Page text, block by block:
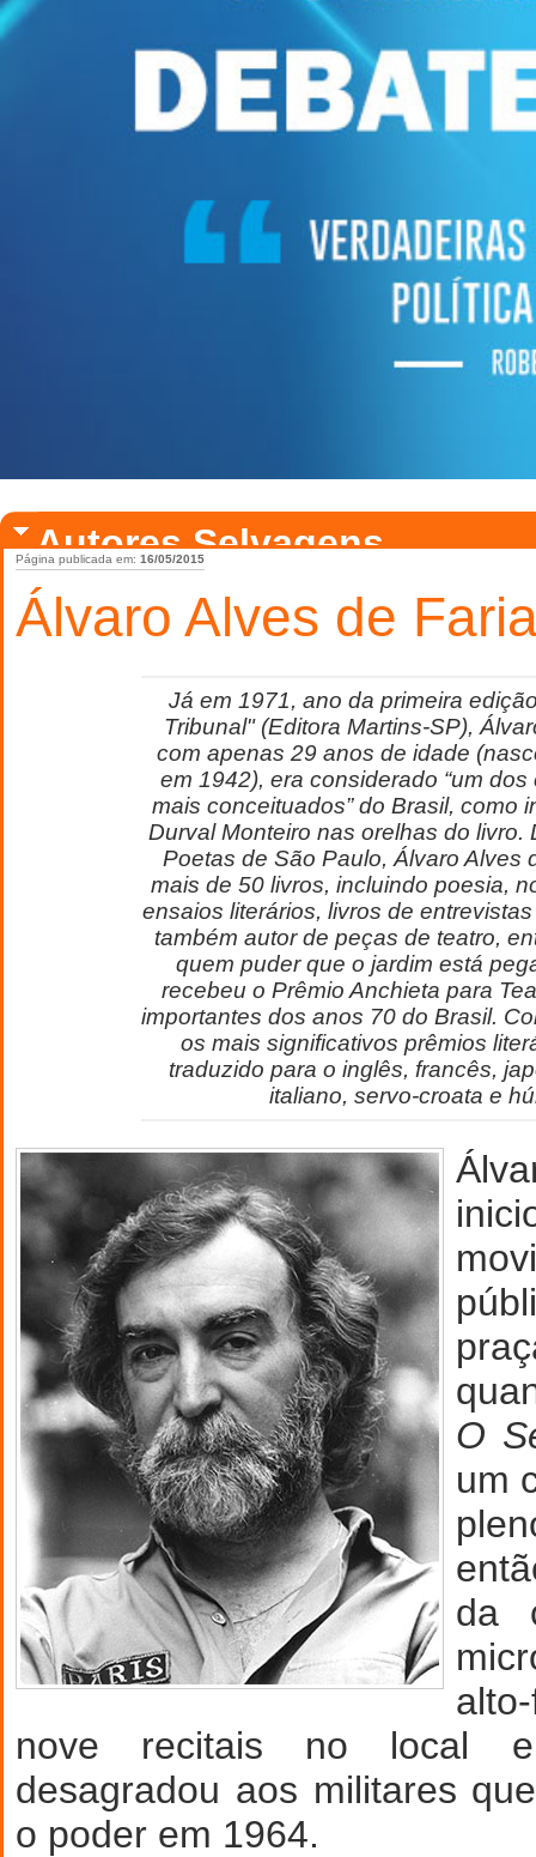
Autores Selvagens
Álvaro Alves de
Página publicada em: 16/05/2015
Já em 1971, ano da primeira
Tribunal" (Editora Martins-SP),
com apenas 29 anos de idade
em 1942), era considerado “um
mais conceituados” do Brasil, como
Durval Monteiro nas orelhas do livro.
Poetas de São Paulo, Álvaro Alves
mais de 50 livros, incluindo poesia,
ensaios literários, livros de
também autor de peças de teatro,
quem puder que o jardim está
recebeu o Prêmio Anchieta para
importantes dos anos 70 do Brasil.
os mais significativos prêmios
traduzido para o inglês, francês,
italiano, servo-croata e
O
um
da
nove recitais no local
desagradou aos militares
o poder em 1964.